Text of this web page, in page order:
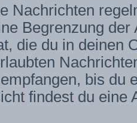
Nachrichten
Begrenzung
die du in deinen
bis du
findest du eine